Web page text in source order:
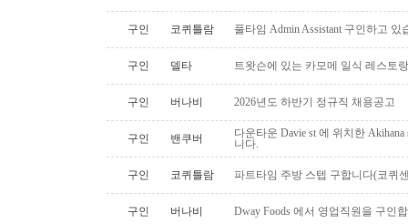
구인 코퀴틀람 풀타임 Admin Assistant 구인하고 있
구인 델타 트왓슨에 있는 카모메 일식 레스토
구인 버나비 2026년도 하반기 정규직 채용공고
구인 밴쿠버
다운타운 Davie st 에 위치한
니다.
구인 코퀴틀람 파트타임 주방 스텝 구합니다(코퀴
구인 버나비 Dway Foods 에서 영업직원을 구인